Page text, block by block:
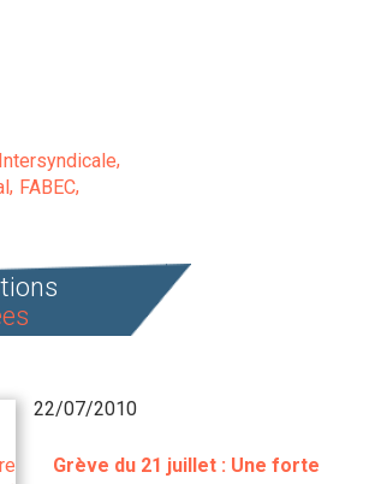
Intersyndicale
FABEC
22/07/2010
Grève du 21 juillet : Une forte